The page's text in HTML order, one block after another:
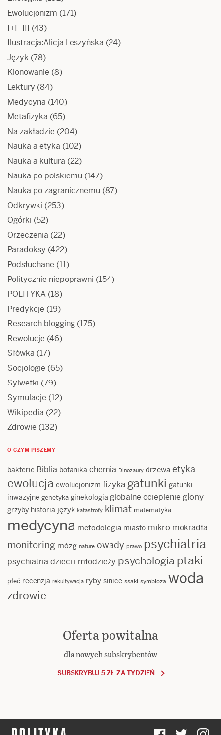
Ewolucjonizm (171)
I+I=III (43)
Ilustracja:Alicja Leszyńska (24)
Język (78)
Klonowanie (8)
Lektury (84)
Medycyna (140)
Metafizyka (65)
Na zakładzie (204)
Nauka a etyka (102)
Nauka a kultura (22)
Nauka po polskiemu (147)
Nauka po zagranicznemu (87)
Odkrywki (253)
Ogórki (52)
Orzeczenia (22)
Paradoksy (422)
Podsłuchane (11)
Politycznie niepoprawni (154)
POLITYKA (18)
Predykcje (19)
Research blogging (175)
Rewolucje (46)
Słówka (17)
Socjologie (65)
Sylwetki (79)
Symulacje (12)
Wikipedia (22)
Zdrowie (132)
O CZYM PISZEMY
bakterie Biblia botanika chemia Dinozaury drzewa etyka
ewolucja ewolucjonizm fizyka gatunki gatunki
inwazyjne genetyka ginekologia globalne ocieplenie glony
grzyby historia język katastrofy klimat matematyka
medycyna metodologia miasto mikro mokradła
monitoring mózg nature owady prawo psychiatria
psychiatria dzieci i młodzieży psychologia ptaki
płeć recenzja rekultywacja ryby sinice ssaki symbioza woda
zdrowie
Oferta powitalna
dla nowych subskrybentów
SUBSKRYBUJ 5 ZŁ ZA TYDZIEŃ